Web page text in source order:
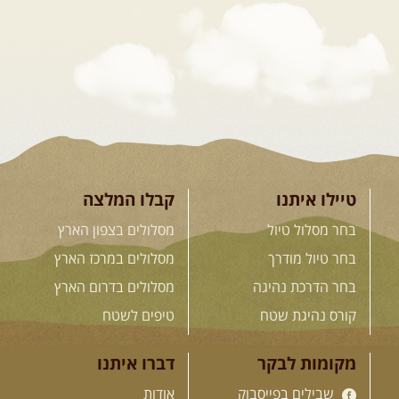
מסע שטח לאחת המדינות הפראיות
והמרגשות בעולם. קירגיסטאן היא לא ...
[המשך]
הקווקז הגבוה מחכה לכם: נתיבי שטח
מרהיבים, פסגות מושלגות, אירוח ...
[המשך]
23-29.09.2026 - סוכות – טיול
פתוח
בין רכס הקווקז הנמוך לגבוה, בין נהרות
שוצפים למעברי הרים ...[המשך]
טיילו איתנו
בחר מסלול טיול
בחר טיול מודרך
בחר הדרכת נהיגה
קורס נהיגת שטח
קבלו המלצה
מסלולים בצפון הארץ
מסלולים במרכז הארץ
מסלולים בדרום הארץ
טיפים לשטח
מקומות לבקר
שבילים בפייסבוק
דברו איתנו
אודות